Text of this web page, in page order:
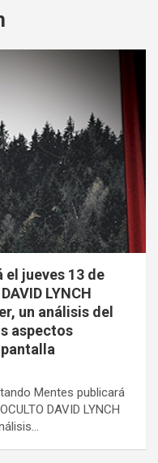
jueves 13 de
LYNCH
un análisis del
aspectos
Mentes publicará
DAVID LYNCH